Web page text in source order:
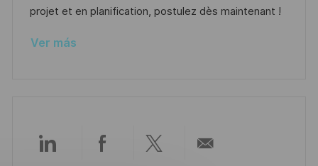
u
l
e
í
projet et en planification, postulez dès maintenant !
Ver más
CompartirCompartirCompartir